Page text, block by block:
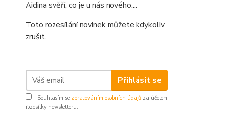
Aidina svěří, co je u nás nového....
Toto rozesílání novinek můžete kdykoliv
zrušit.
Přihlásit se
Souhlasím se zpracováním osobních údajů za účelem
rozesílky newsletteru.